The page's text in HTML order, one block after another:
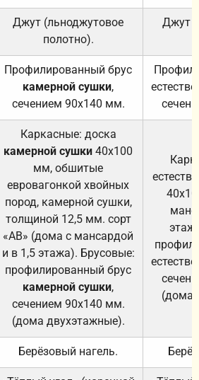
Джут (льноджутовое
полотно).
Джут
Профилированный брус
камерной сушки,
сечением 90х140 мм.
Каркасные: доска
камерной сушки 40х100
мм, обшитые
евровагонкой хвойных
пород, камерной сушки,
толщиной 12,5 мм. сорт
«АВ» (дома с мансардой
и в 1,5 этажа). Брусовые:
профилированный брус
камерной сушки,
сечением 90х140 мм.
(дома двухэтажные).
(дома
Берёзовый нагель.